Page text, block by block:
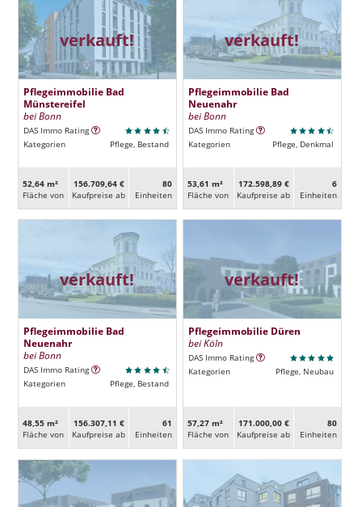
verkauft!
Pflegeimmobilie Bad
Münstereifel
bei Bonn
DAS Immo Rating
Kategorien
Pflege, Bestand
52,64 m²
Fläche von
156.709,64 €
Kaufpreise ab
80
Ein­heiten
verkauft!
Pflegeimmobilie Bad
Neuenahr
bei Bonn
DAS Immo Rating
Kategorien
Pflege, Denkmal
53,61 m²
Fläche von
172.598,89 €
Kaufpreise ab
6
Ein­heiten
verkauft!
Pflegeimmobilie Bad
Neuenahr
bei Bonn
DAS Immo Rating
Kategorien
Pflege, Bestand
48,55 m²
Fläche von
156.307,11 €
Kaufpreise ab
61
Ein­heiten
verkauft!
Pflegeimmobilie Düren
bei Köln
DAS Immo Rating
Kategorien
Pflege, Neubau
57,27 m²
Fläche von
171.000,00 €
Kaufpreise ab
80
Ein­heiten